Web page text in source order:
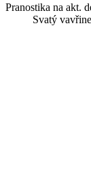
Pranostika na akt.
Svatý